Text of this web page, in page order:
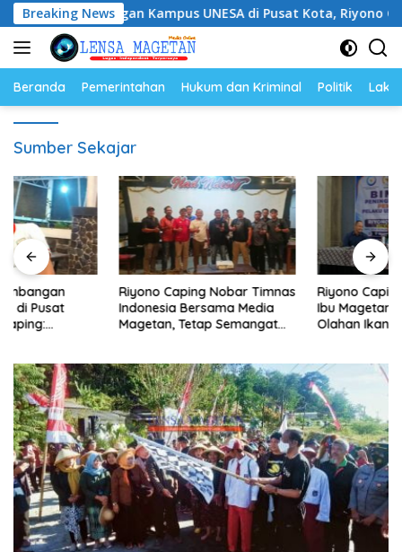
Langsung
ke
konten
Breaking NewsKampus UNESA di Pusat Kota, Riyono Caping:
Beranda Pemerintahan Hukum dan Kriminal Politik
Sumber Sekajar
Riyono Caping Nobar Timnas
Indonesia Bersama Media
Magetan, Tetap Semangat
Riyono Caping Dorong Ibu-
Ibu Magetan Kembangkan
Olahan Ikan, Perkuat Budaya